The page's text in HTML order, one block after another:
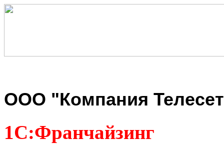
ООО "Компания
1С:Франчайзинг